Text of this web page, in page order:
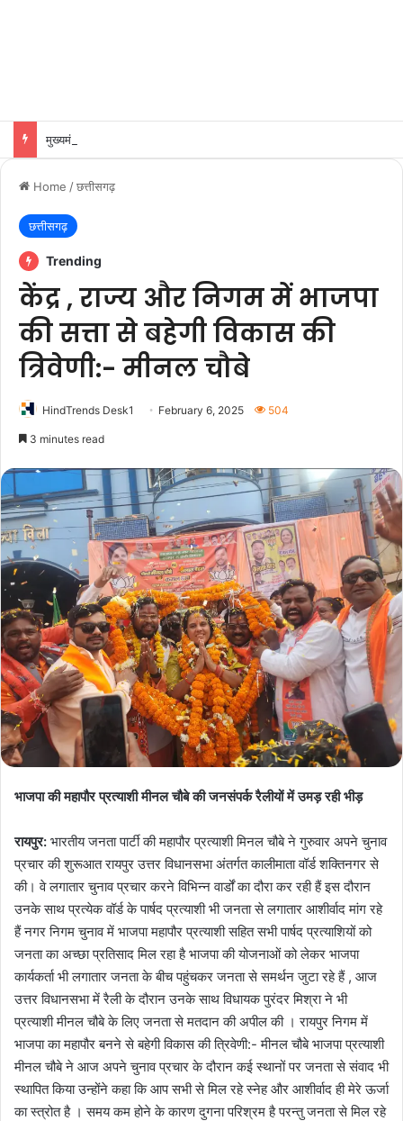
Home /छत्तीसगढ़
छत्तीसगढ़
Trending
केंद्र , राज्य और निगम में भाजपा
की सत्ता से बहेगी विकास की
त्रिवेणी:- मीनल चौबे
HindTrends Desk1 February 6, 2025 504
3 minutes read
भाजपा की महापौर प्रत्याशी मीनल चौबे की जनसंपर्क रैलीयों में उमड़ रही भीड़
रायपुर: भारतीय जनता पार्टी की महापौर प्रत्याशी मिनल चौबे ने गुरुवार अपने चुनाव
प्रचार की शुरूआत रायपुर उत्तर विधानसभा अंतर्गत कालीमाता वॉर्ड शक्तिनगर से
की। वे लगातार चुनाव प्रचार करने विभिन्न वार्डों का दौरा कर रही हैं इस दौरान
उनके साथ प्रत्येक वॉर्ड के पार्षद प्रत्याशी भी जनता से लगातार आशीर्वाद मांग रहे
हैं नगर निगम चुनाव में भाजपा महापौर प्रत्याशी सहित सभी पार्षद प्रत्याशियों को
जनता का अच्छा प्रतिसाद मिल रहा है भाजपा की योजनाओं को लेकर भाजपा
कार्यकर्ता भी लगातार जनता के बीच पहुंचकर जनता से समर्थन जुटा रहे हैं , आज
उत्तर विधानसभा में रैली के दौरान उनके साथ विधायक पुरंदर मिश्रा ने भी
प्रत्याशी मीनल चौबे के लिए जनता से मतदान की अपील की । रायपुर निगम में
भाजपा का महापौर बनने से बहेगी विकास की त्रिवेणी:- मीनल चौबे भाजपा प्रत्याशी
मीनल चौबे ने आज अपने चुनाव प्रचार के दौरान कई स्थानों पर जनता से संवाद भी
स्थापित किया उन्होंने कहा कि आप सभी से मिल रहे स्नेह और आशीर्वाद ही मेरे ऊर्जा
का स्त्रोत है । समय कम होने के कारण दुगना परिश्रम है परन्तु जनता से मिल रहे